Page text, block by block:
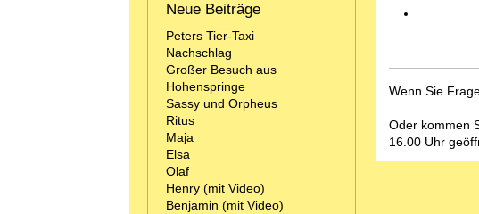
Neue Beiträge
Peters Tier-Taxi
Nachschlag
Großer Besuch aus
Hohenspringe
Sassy und Orpheus
Ritus
Maja
Elsa
Olaf
Henry (mit Video)
Benjamin (mit Video)
Wenn Sie
Oder kommen
16.00 Uhr